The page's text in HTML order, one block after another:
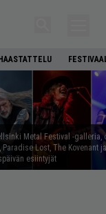
HAASTATTELU
Metal Festival -galleria,
Paradise Lost, The Kovenant
esiintyjät